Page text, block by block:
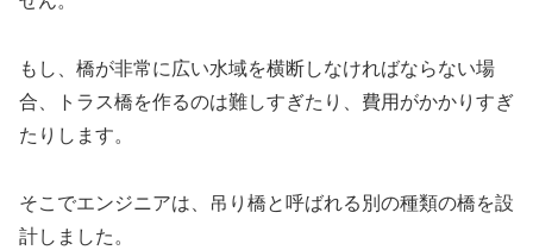
もし、橋が非常に広い水域を横断しなければならない場
合、トラス橋を作るのは難しすぎたり、費用がかかりすぎ
たりします。
そこでエンジニアは、吊り橋と呼ばれる別の種類の橋を設
計しました。